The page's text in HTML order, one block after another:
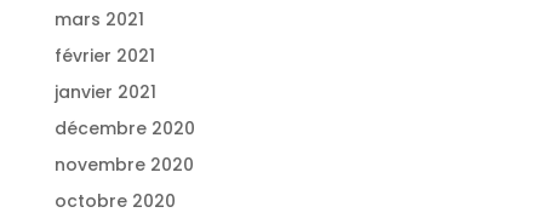
mars 2021
février 2021
janvier 2021
décembre 2020
novembre 2020
octobre 2020